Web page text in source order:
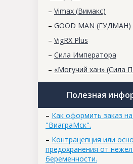
– Vimax (Вимакс)
– GOOD MAN (ГУДМАН)
– VigRX Plus
– Сила Императора
– «Могучий хан» (Сила
Полезная
– Как оформить заказ
"ВиаграМск".
– Контрацепция или
предохранения от
беременности.